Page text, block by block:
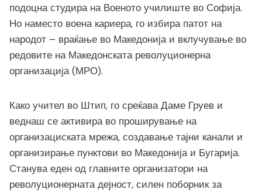
подоцна студира на Военото училиште во Софија.
Но наместо воена кариера, го избира патот на
народот – враќање во Македонија и вклучување во
редовите на Македонската револуционерна
организација (МРО).
Како учител во Штип, го среќава Даме Груев и
веднаш се активира во проширување на
организациската мрежа, создавање тајни канали и
организирање пунктови во Македонија и Бугарија.
Станува еден од главните организатори на
револуционерната дејност, силен поборник за